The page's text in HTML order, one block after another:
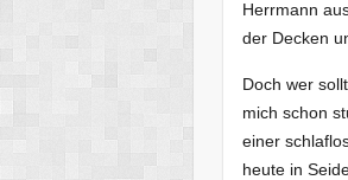
Herrmann
der Decken
Doch wer
mich schon
einer
heute in